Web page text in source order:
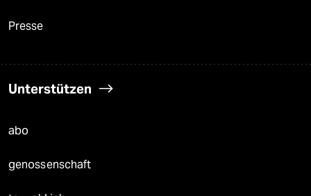
Presse
Unterstützen
abo
genossenschaft